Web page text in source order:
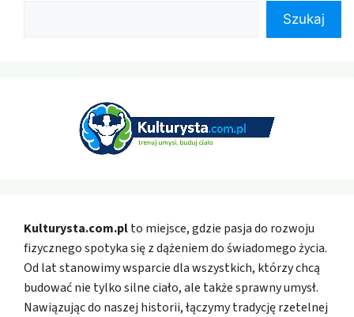
Szukaj
Kulturysta.com.plto miejsce, gdzie pasja do rozwoju
fizycznego spotyka się z dążeniem do świadomego życia.
Od lat stanowimy wsparcie dla wszystkich, którzy chcą
budować nie tylko silne ciało, ale także sprawny umysł.
Nawiązując do naszej historii, łączymy tradycję rzetelnej